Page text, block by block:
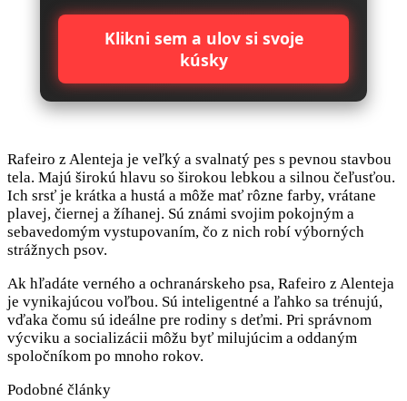
Klikni sem a ulov si svoje
kúsky
Rafeiro z Alenteja je veľký a svalnatý pes s pevnou stavbou
tela. Majú širokú hlavu so širokou lebkou a silnou čeľusťou.
Ich srsť je krátka a hustá a môže mať rôzne farby, vrátane
plavej, čiernej a žíhanej. Sú známi svojim pokojným a
sebavedomým vystupovaním, čo z nich robí výborných
strážnych psov.
Ak hľadáte verného a ochranárskeho psa, Rafeiro z Alenteja
je vynikajúcou voľbou. Sú inteligentné a ľahko sa trénujú,
vďaka čomu sú ideálne pre rodiny s deťmi. Pri správnom
výcviku a socializácii môžu byť milujúcim a oddaným
spoločníkom po mnoho rokov.
Podobné články